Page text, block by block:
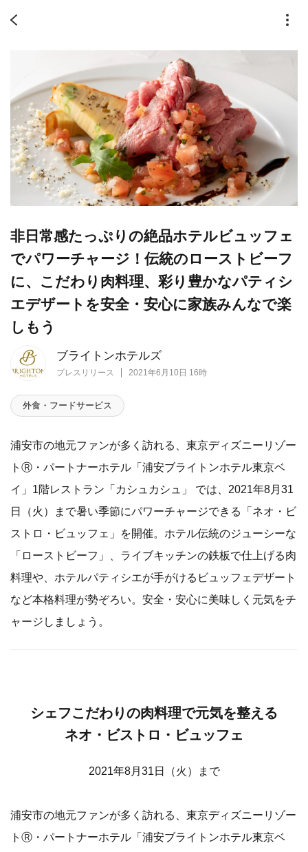
ブライトンホテルズ
プレスリリース 2021年6月10日 16時
非日常感たっぷりの絶品ホテルビュッフェ
でパワーチャージ！伝統のローストビーフ
に、こだわり肉料理、彩り豊かなパティシ
エデザートを安全・安心に家族みんなで楽
しもう
外食・フードサービス
浦安市の地元ファンが多く訪れる、東京ディズニーリゾー
トⓇ・パートナーホテル「浦安ブライトンホテル東京ベ
イ」1階レストラン「カシュカシュ」 では、2021年8月31
日（火）まで暑い季節にパワーチャージできる「ネオ・ビ
ストロ・ビュッフェ」を開催。ホテル伝統のジューシーな
「ローストビーフ」、ライブキッチンの鉄板で仕上げる肉
料理や、ホテルパティシエが手がけるビュッフェデザート
など本格料理が勢ぞろい。安全・安心に美味しく元気をチ
ャージしましょう。
シェフこだわりの肉料理で元気を整える
ネオ・ビストロ・ビュッフェ
2021年8月31日（火）まで
浦安市の地元ファンが多く訪れる、東京ディズニーリゾー
トⓇ・パートナーホテル「浦安ブライトンホテル東京ベ